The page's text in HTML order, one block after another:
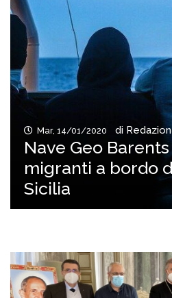
Mar, 14/01/2020 di
Nave Geo
migranti a bordo
Sicilia